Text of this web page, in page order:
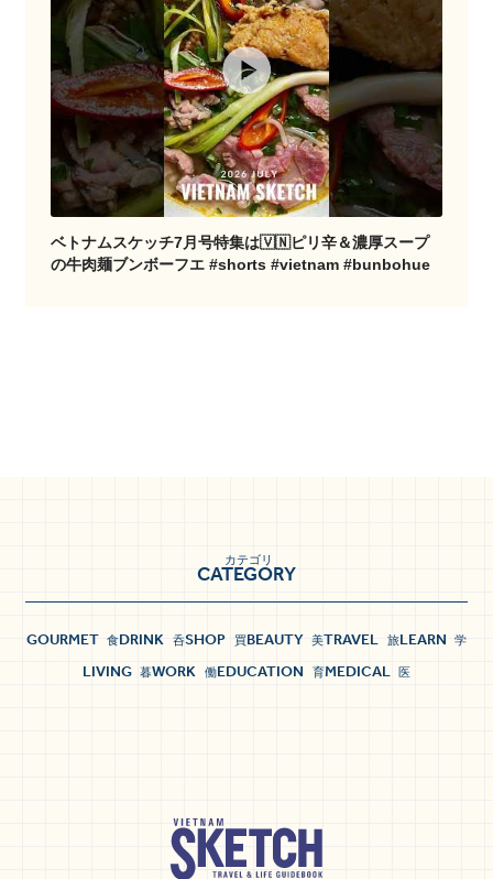
ベトナムスケッチ7月号特集は🇻🇳ピリ辛＆濃厚スープ
の牛肉麺ブンボーフエ #shorts #vietnam #bunbohue
Phu Tho フート
CATEGORY
カテゴリ
GOURMET 食DRINK 呑SHOP 買BEAUTY 美TRAVEL 旅LEARN 学
LIVING 暮WORK 働EDUCATION 育MEDICAL 医